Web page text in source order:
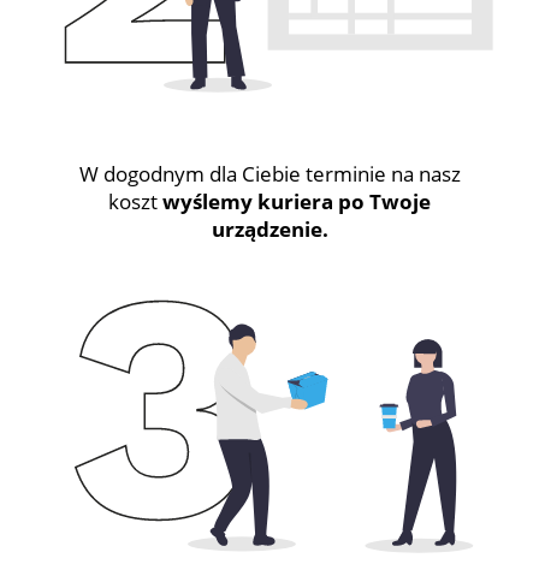
W dogodnym dla Ciebie terminie na nasz
kosztwyślemy kuriera po Twoje
urządzenie.